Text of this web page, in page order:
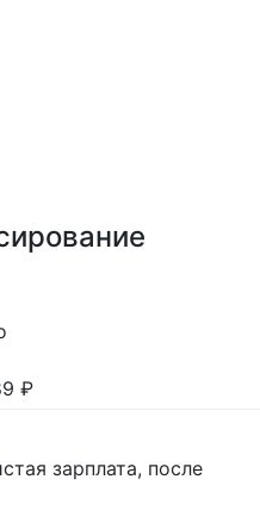
₽
зарплата, после